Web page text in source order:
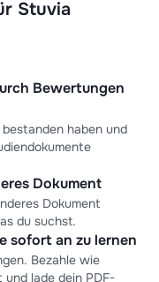
Stuvia
Bewertungen
haben und
Dokument
Dokument
du suchst.
sofort an zu lernen
Bezahle wie
lade dein PDF-